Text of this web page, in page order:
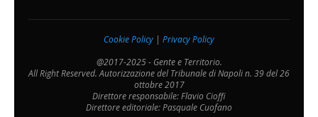
Cookie Policy | Privacy Policy
@2017-2025 - Gente e Territorio.
All Right Reserved. Autorizzazione del Tribunale di Napoli n. 39 del 26
ottobre 2017
Direttore responsabile: Flavio Cioffi
Direttore editoriale: Pasquale Cuofano